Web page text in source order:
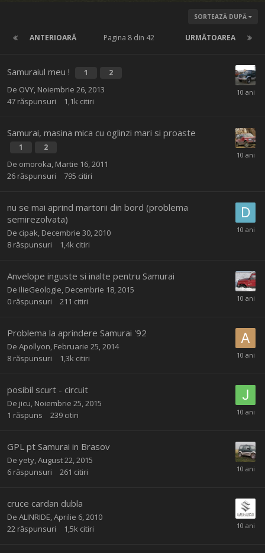
SORTEAZĂ DUPĂ
ANTERIOARĂ URMĂTOAREA
Pagina 8 din 42
Samuraiul meu ! 1 2
De OVY Noiembrie 26, 2013
47 răspunsuri 1,1k citiri
Samurai, masina mica cu oglinzi mari si proaste
1 2
De omoroka Martie 16, 2011
26 răspunsuri 795 citiri
nu se mai aprind martorii din bord (problema
semirezolvata)
De cipak Decembrie 30, 2010
8 răspunsuri 1,4k citiri
Anvelope inguste si inalte pentru Samurai
De IlieGeologie Decembrie 18, 2015
0 răspunsuri 211 citiri
Problema la aprindere Samurai '92
De Apollyon Februarie 25, 2014
8 răspunsuri 1,3k citiri
posibil scurt - circuit
De jicu Noiembrie 25, 2015
1 răspuns 239 citiri
GPL pt Samurai in Brasov
De yety August 22, 2015
6 răspunsuri 261 citiri
cruce cardan dubla
De ALINRIDE Aprilie 6, 2010
22 răspunsuri 1,5k citiri